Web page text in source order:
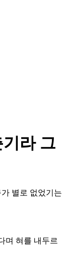
라 그
별로 없었기는
며 혀를 내두르